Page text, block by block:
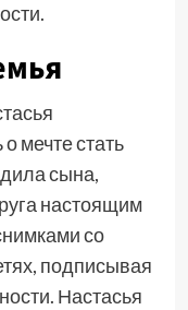
мечте стать
сына,
настоящим
со
подписывая
Настасья